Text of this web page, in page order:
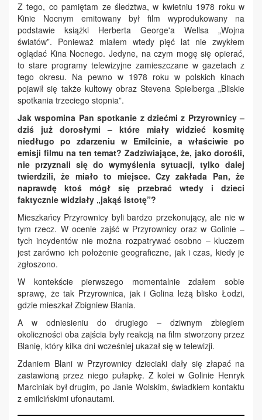
Z tego, co pamiętam ze śledztwa, w kwietniu 1978 roku w
Kinie Nocnym emitowany był film wyprodukowany na
podstawie książki Herberta George'a Wellsa „Wojna
światów”. Ponieważ miałem wtedy pięć lat nie zwykłem
oglądać Kina Nocnego. Jedyne, na czym mogę się opierać,
to stare programy telewizyjne zamieszczane w gazetach z
tego okresu. Na pewno w 1978 roku w polskich kinach
pojawił się także kultowy obraz Stevena Spielberga „Bliskie
spotkania trzeciego stopnia”.
Jak wspomina Pan spotkanie z dziećmi z Przyrownicy –
dziś już dorosłymi – które miały widzieć kosmitę
niedługo po zdarzeniu w Emilcinie, a właściwie po
emisji filmu na ten temat? Zadziwiające, że, jako dorośli,
nie przyznali się do wymyślenia sytuacji, tylko dalej
twierdzili, że miało to miejsce. Czy zakłada Pan, że
naprawdę ktoś mógł się przebrać wtedy i dzieci
faktycznie widziały „jakąś istotę”?
Mieszkańcy Przyrownicy byli bardzo przekonujący, ale nie w
tym rzecz. W ocenie zajść w Przyrownicy oraz w Golinie –
tych incydentów nie można rozpatrywać osobno – kluczem
jest zarówno ich położenie geograficzne, jak i czas, kiedy je
zgłoszono.
W kontekście pierwszego momentalnie zdałem sobie
sprawę, że tak Przyrownica, jak i Golina leżą blisko Łodzi,
gdzie mieszkał Zbigniew Blania.
A w odniesieniu do drugiego – dziwnym zbiegiem
okoliczności oba zajścia były reakcją na film stworzony przez
Blanię, który kilka dni wcześniej ukazał się w telewizji.
Zdaniem Blani w Przyrownicy dzieciaki dały się złapać na
zastawioną przez niego pułapkę. Z kolei w Golinie Henryk
Marciniak był drugim, po Janie Wolskim, świadkiem kontaktu
z emilcińskimi ufonautami.